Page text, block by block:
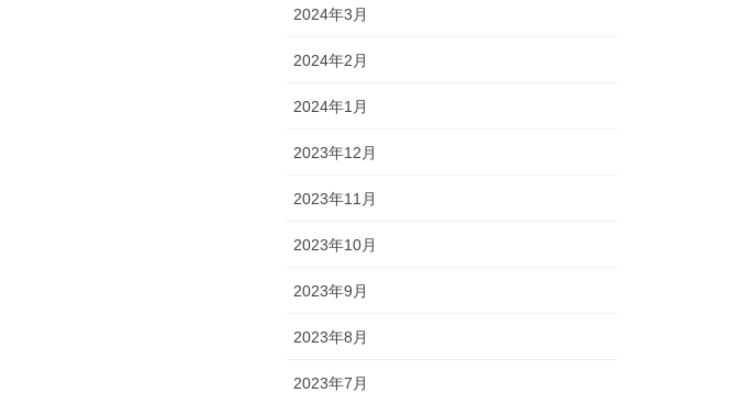
2024年3月
2024年2月
2024年1月
2023年12月
2023年11月
2023年10月
2023年9月
2023年8月
2023年7月